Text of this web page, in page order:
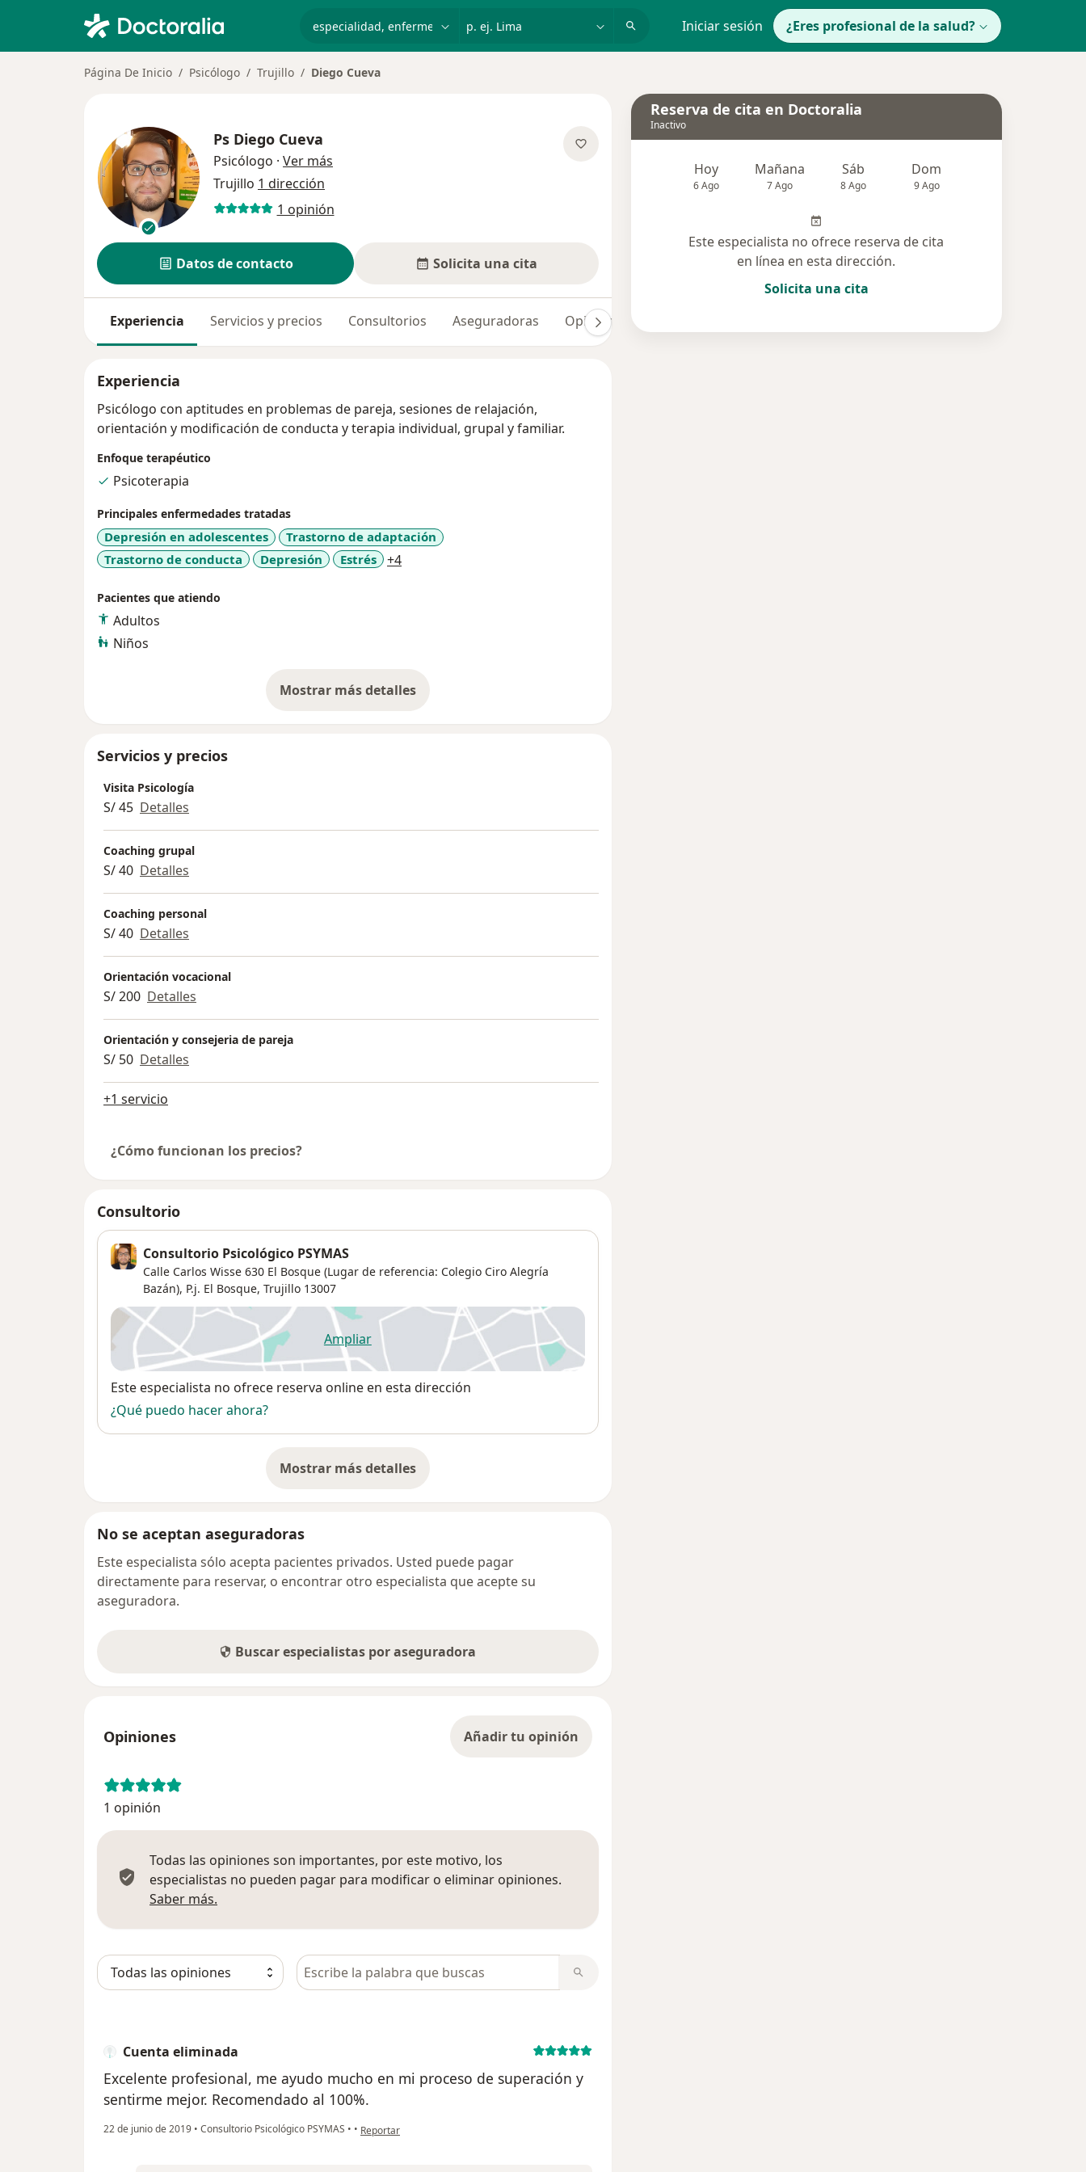
Iniciar sesión ¿Eres profesional de la salud?
Página De Inicio Psicólogo Trujillo Diego Cueva
Ps Diego Cueva
Psicólogo · Ver más
Trujillo 1 dirección
1 opinión
Datos de contacto Solicita una cita
Experiencia Servicios y precios Consultorios Aseguradoras Opiniones (1)
Experiencia
Psicólogo con aptitudes en problemas de pareja, sesiones de relajación,
orientación y modificación de conducta y terapia individual, grupal y familiar.
Enfoque terapéutico
Psicoterapia
Principales enfermedades tratadas
Depresión en adolescentes
Trastorno de adaptación
Trastorno de conducta
Depresión Estrés +4a11y_sr_more_diseases
Pacientes que atiendo
Adultos
Niños
Mostrar más detalles
sobre la experiencia
Servicios y precios
Visita Psicología
S/ 45 Detalles
Coaching grupal
S/ 40 Detalles
Coaching personal
S/ 40 Detalles
Orientación vocacional
S/ 200 Detalles
Orientación y consejeria de pareja
S/ 50 Detalles
+1 servicio
¿Cómo funcionan los precios?
Consultorio
Consultorio Psicológico PSYMAS
Calle Carlos Wisse 630 El Bosque (Lugar de referencia: Colegio Ciro Alegría
Bazán), P.j. El Bosque, Trujillo 13007
Ampliarse abre en una nueva pestaña
Disponibilidad
Este especialista no ofrece reserva online en esta dirección
¿Qué puedo hacer ahora?
Mostrar más detalles
sobre la dirección
No se aceptan aseguradoras
Este especialista sólo acepta pacientes privados. Usted puede pagar
directamente para reservar, o encontrar otro especialista que acepte su
aseguradora.
Buscar especialistas por aseguradora
Opiniones Añadir tu opinión
1 opinión
Todas las opiniones son importantes, por este motivo, los
especialistas no pueden pagar para modificar o eliminar opiniones.
Saber más.
Busca en opiniones
Cuenta eliminada
Excelente profesional, me ayudo mucho en mi proceso de superación y
sentirme mejor. Recomendado al 100%.
22 de junio de 2019 • Consultorio Psicológico PSYMAS • • en opinión del usuario Cuenta eliminada
Reportar
Reserva de cita en Doctoralia
Inactivo
Hoy
6 Ago
Mañana
7 Ago
Sáb
8 Ago
Dom
9 Ago
Este especialista no ofrece reserva de cita
en línea en esta dirección.
Solicita una cita